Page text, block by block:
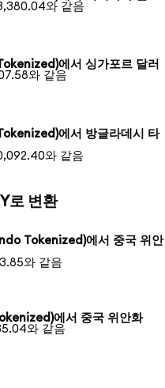
와 같음
에서 싱가포르 달러
와 같음
에서 방글라데시 타
와 같음
로 변환
Tokenized)에서 중국 위안
와 같음
에서 중국 위안화
와 같음